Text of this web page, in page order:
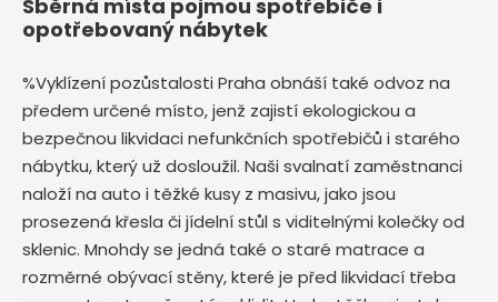
Sběrná místa pojmou spotřebiče i
opotřebovaný nábytek
%Vyklízení pozůstalosti Praha obnáší také odvoz na
předem určené místo, jenž zajistí ekologickou a
bezpečnou likvidaci nefunkčních spotřebičů i starého
nábytku, který už dosloužil. Naši svalnatí zaměstnanci
naloží na auto i těžké kusy z masivu, jako jsou
prosezená křesla či jídelní stůl s viditelnými kolečky od
sklenic. Mnohdy se jedná také o staré matrace a
rozměrné obývací stěny, které je před likvidací třeba